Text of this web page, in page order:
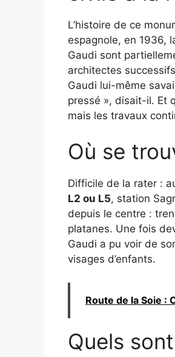
L’histoire de ce
espagnole, en 1936,
Gaudi sont
architectes
Gaudi lui-même
pressé », disait-il. Et
mais les travaux
Où se
Difficile de la rater :
L2 ou L5, station
depuis le centre :
platanes. Une fois
Gaudi a pu voir de
visages d’enfants.
Route de la Soie :
Quels